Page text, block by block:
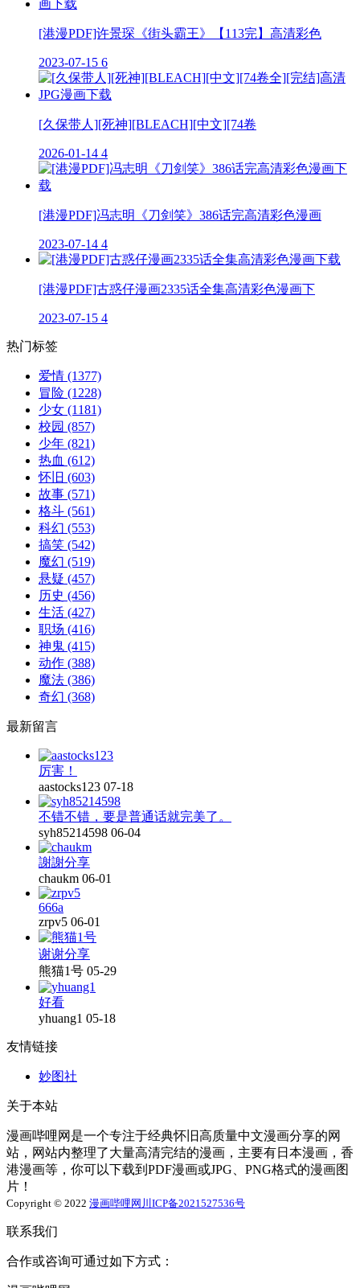
[港漫PDF]许景琛《街头霸王》【113完】高清彩色
2023-07-15 6
[久保带人][死神][BLEACH][中文][74卷
2026-01-14 4
[港漫PDF]冯志明《刀剑笑》386话完高清彩色漫画
2023-07-14 4
[港漫PDF]古惑仔漫画2335话全集高清彩色漫画下
2023-07-15 4
热门标签
爱情 (1377)
冒险 (1228)
少女 (1181)
校园 (857)
少年 (821)
热血 (612)
怀旧 (603)
故事 (571)
格斗 (561)
科幻 (553)
搞笑 (542)
魔幻 (519)
悬疑 (457)
历史 (456)
生活 (427)
职场 (416)
神鬼 (415)
动作 (388)
魔法 (386)
奇幻 (368)
最新留言
厉害！
aastocks123 07-18
不错不错，要是普通话就完美了。
syh85214598 06-04
謝謝分享
chaukm 06-01
666a
zrpv5 06-01
谢谢分享
熊猫1号 05-29
好看
yhuang1 05-18
友情链接
妙图社
关于本站
漫画哔哩网是一个专注于经典怀旧高质量中文漫画分享的网
站，网站内整理了大量高清完结的漫画，主要有日本漫画，香
港漫画等，你可以下载到PDF漫画或JPG、PNG格式的漫画图
片！
Copyright © 2022 漫画哔哩网 川ICP备2021527536号
联系我们
合作或咨询可通过如下方式：